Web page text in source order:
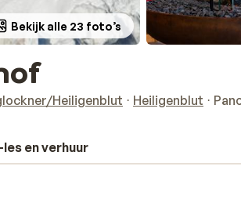
Bekijk alle 23 foto’s
Heiligenblut Heiligenblut
en verhuur